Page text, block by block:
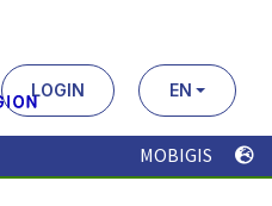
LOGIN EN
MOBIGIS